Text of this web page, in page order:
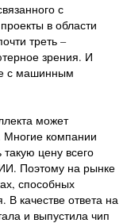
с
в области
треть –
зрения. И
с машинным
может
Многие компании
такую цену всего
Поэтому на рынке
способных
В качестве ответа на
и выпустила чип